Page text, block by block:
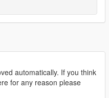
automatically. If you think
for any reason please